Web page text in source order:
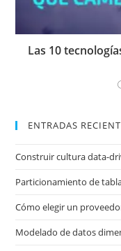
Las 10
ENTRADAS
Construir cultura data-
Particionamiento de
Cómo elegir un
Modelado de datos